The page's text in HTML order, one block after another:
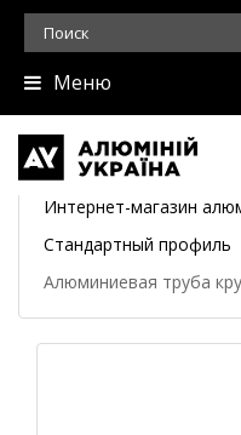
Меню
Интернет-магазин
Стандартный профиль
Алюминиевая труба